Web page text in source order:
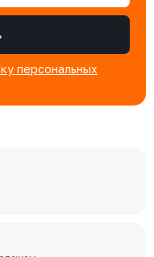
персональных